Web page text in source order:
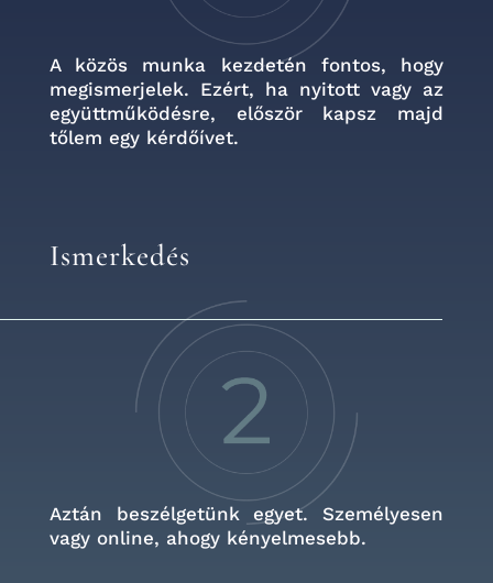
A közös munka kezdetén fontos, hogy
megismerjelek. Ezért, ha nyitott vagy az
együttműködésre, először kapsz majd
tőlem egy kérdőívet.
Ismerkedés
Aztán beszélgetünk egyet. Személyesen
vagy online, ahogy kényelmesebb.